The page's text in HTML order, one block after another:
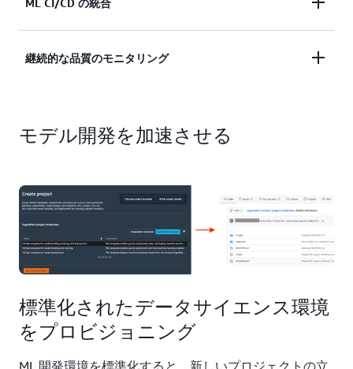
ファクトを一元的にカタログ化
て、運用開始までの時間を短縮
継続的な品質のモニタリング
モデル開発を加速させる
標準化されたデータサイエンス環境
をプロビジョニング
ML 開発環境を標準化すると、新しいプロジェクトの立